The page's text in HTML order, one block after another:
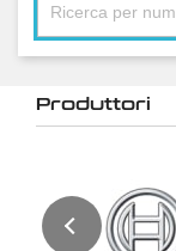
Produttori